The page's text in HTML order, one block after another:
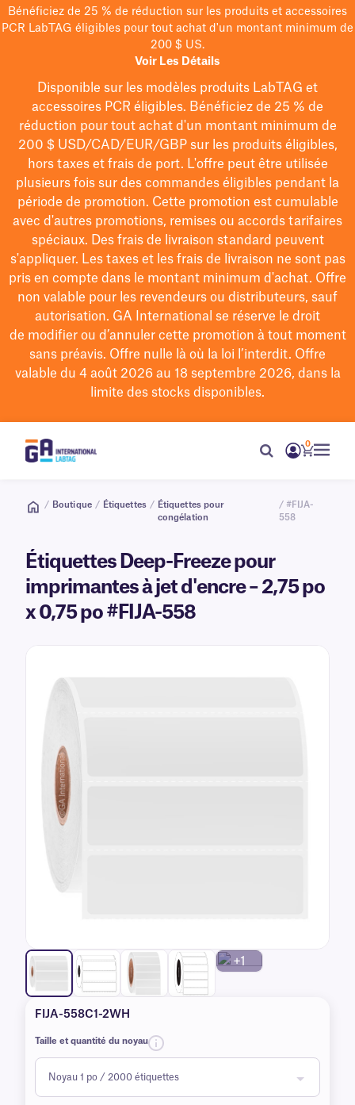
Bénéficiez de 25 % de réduction sur les produits et accessoires
PCR LabTAG éligibles pour tout achat d'un montant minimum de
200 $ US.
Voir Les Détails
Disponible sur les modèles produits LabTAG et
accessoires PCR éligibles. Bénéficiez de 25 % de
réduction pour tout achat d'un montant minimum de
200 $USD/CAD/EUR/GBPsur les produits éligibles,
hors taxes et frais de port. L'offre peut être utilisée
plusieurs fois sur des commandes éligibles pendant la
période de promotion. Cette promotion est cumulable
avec d'autres promotions, remises ou accords tarifaires
spéciaux. Des frais de livraison standard peuvent
s'appliquer. Les taxes et les frais de livraison ne sont pas
pris en compte dans le montant minimum d'achat. Offre
non valable pour les revendeurs ou distributeurs, sauf
autorisation. GA International se réserve le droit
de modifierou d’annuler cette promotion à tout moment
sans préavis. Offre nulle là où la loi l’interdit. Offre
valable du 4 août 2026 au 18 septembre 2026, dans la
limite des stocks disponibles.
0
/ Boutique / Étiquettes / Étiquettes pour
congélation
/ #FIJA-
558
Étiquettes Deep-Freeze pour
imprimantes à jet d'encre – 2,75 po
x 0,75 po #FIJA-558
+1
FIJA-558C1-2WH
Taille et quantité du noyau